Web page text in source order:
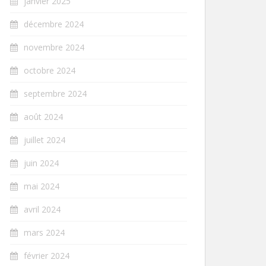
décembre 2024
novembre 2024
octobre 2024
septembre 2024
août 2024
juillet 2024
juin 2024
mai 2024
avril 2024
mars 2024
février 2024